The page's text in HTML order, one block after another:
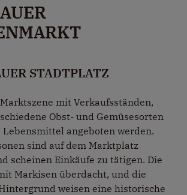
STADTPLATZ
mit Verkaufsständen,
Obst- und Gemüsesorten
Lebensmittel angeboten werden.
sind auf dem Marktplatz
scheinen Einkäufe zu tätigen. Die
Markisen überdacht, und die
weisen eine historische